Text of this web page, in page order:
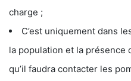
charge ;
C’est uniquement dans
la population et la présence
qu’il faudra contacter les